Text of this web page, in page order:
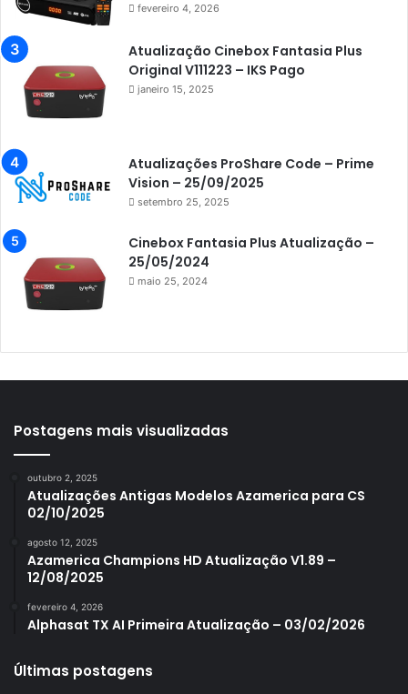
Azamerica Champions IPTV
Azamerica Extremo IPTV
Azamerica F92 Plus
Azamerica Gold
Azamerica i7 IPTV
Azamerica King
Azamerica King GX PRO
Azamerica King IPTV
Azamerica Mobi
Azamerica S1005
Azamerica S1006 Plus
Azamerica S1007 New
Azamerica S1007 Plus
Azamerica S1009
Azamerica S2005
fevereiro 4, 2026
Atualização Cinebox Fantasia Plus
Original V111223 – IKS Pago
janeiro 15, 2025
Atualizações ProShare Code – Prime
Vision – 25/09/2025
setembro 25, 2025
Cinebox Fantasia Plus Atualização –
25/05/2024
maio 25, 2024
Postagens mais visualizadas
outubro 2, 2025
Atualizações Antigas Modelos Azamerica para CS
02/10/2025
agosto 12, 2025
Azamerica Champions HD Atualização V1.89 –
12/08/2025
fevereiro 4, 2026
Alphasat TX AI Primeira Atualização – 03/02/2026
Últimas postagens